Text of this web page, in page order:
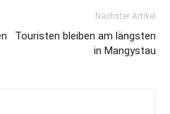
Nächster Artikel
Touristen bleiben am längsten
in Mangystau